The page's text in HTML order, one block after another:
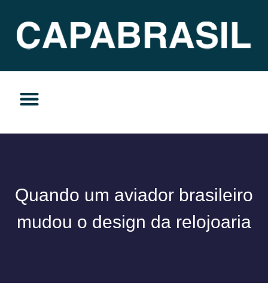
Quando um aviador brasileiro
mudou o design da relojoaria